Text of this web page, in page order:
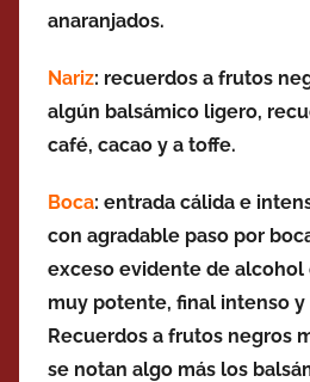
anaranjados.
Nariz: recuerdos a frutos
algún balsámico ligero,
café, cacao y a toffe.
Boca: entrada cálida e
con agradable paso por
exceso evidente de alcohol
muy potente, final intenso
Recuerdos a frutos negros
se notan algo más los